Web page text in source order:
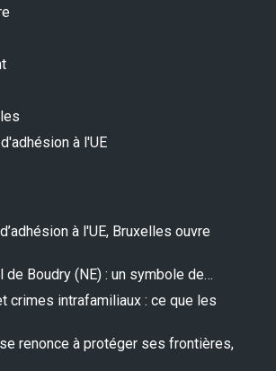
à l'UE
à l'UE, Bruxelles ouvre
de Boudry (NE) : un symbole de…
crimes intrafamiliaux : ce que les
renonce à protéger ses frontières,